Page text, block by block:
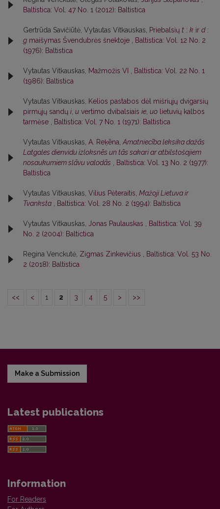
Baltistica: Vol. 47 No. 1 (2012): Baltistica
Gertrūda Savičiūtė, Vytautas Vitkauskas, Priebalsių t : k ir d:
g maišymas Švendubrės šnektoje , Baltistica: Vol. 12 No. 2
(1976): Baltistica
Vytautas Vitkauskas, Mažmožis VI , Baltistica: Vol. 22 No. 1
(1986): Baltistica
Vytautas Vitkauskas, Kelios pastabos dėl mišriųjų dvigarsių
pirmųjų sandų i, u vertimo dvibalsiais ie, uo lietuvių kalbos
tarmėse , Baltistica: Vol. 7 No. 1 (1971): Baltistica
Vytautas Vitkauskas, A. Reķēna,Amatniecība leksika dažās
Latgales dienvidu izloksnēs un tās sakari ar atbilstošajiem
nosaukumiem slāvu valodās , Baltistica: Vol. 13 No. 2 (1977):
Baltistica
Vytautas Vitkauskas, Vilius Pėteraitis, Mažoji Lietuva ir
Tvanksta , Baltistica: Vol. 28 No. 2 (1994): Baltistica
Vytautas Vitkauskas, Jonas Paulauskas , Baltistica: Vol. 39
No. 2 (2004): Baltictica
Regina Venckutė, Zigmas Zinkevičius , Baltistica: Vol. 53 No.
2 (2018): Baltistica
<< < 1 2 3 4 5 > >>
Make a Submission
Latest publications
Information
For Readers